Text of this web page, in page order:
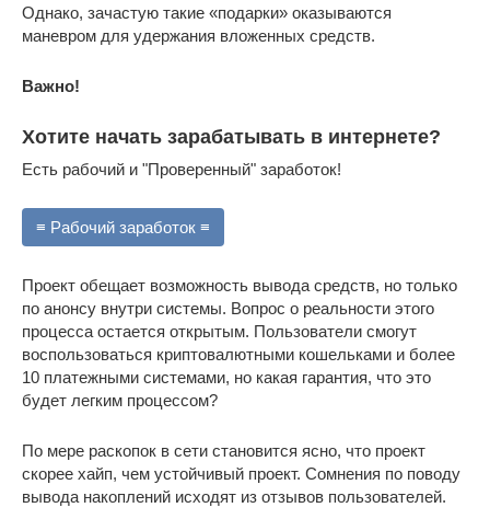
Однако, зачастую такие «подарки» оказываются
маневром для удержания вложенных средств.
Важно!
Хотите начать зарабатывать в интернете?
Есть рабочий и "Проверенный" заработок!
≡ Рабочий заработок ≡
Проект обещает возможность вывода средств, но только
по анонсу внутри системы. Вопрос о реальности этого
процесса остается открытым. Пользователи смогут
воспользоваться криптовалютными кошельками и более
10 платежными системами, но какая гарантия, что это
будет легким процессом?
По мере раскопок в сети становится ясно, что проект
скорее хайп, чем устойчивый проект. Сомнения по поводу
вывода накоплений исходят из отзывов пользователей.